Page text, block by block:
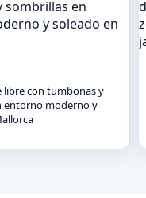
libre con tumbonas y
entorno moderno y